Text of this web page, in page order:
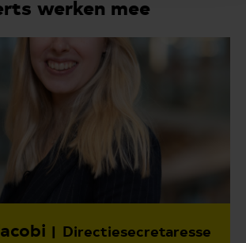
werken mee
Directiesecretaresse